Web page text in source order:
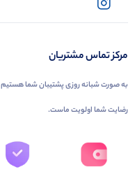
مرکز تماس مشتریان
به صورت شبانه روزی پشتیبان شما هستیم
رضایت شما اولویت ماست.